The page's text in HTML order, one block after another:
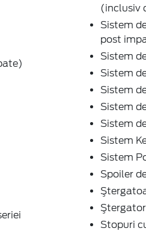
(inclusiv
Sistem
post
Sistem
Sistem
Sistem
Sistem
Sistem
Sistem
Sistem
Spoiler
Stopuri